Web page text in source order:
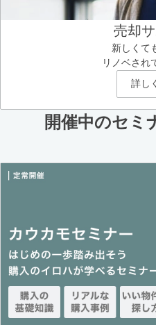
売却
新しくて
リノベされ
詳し
開催中のセミ